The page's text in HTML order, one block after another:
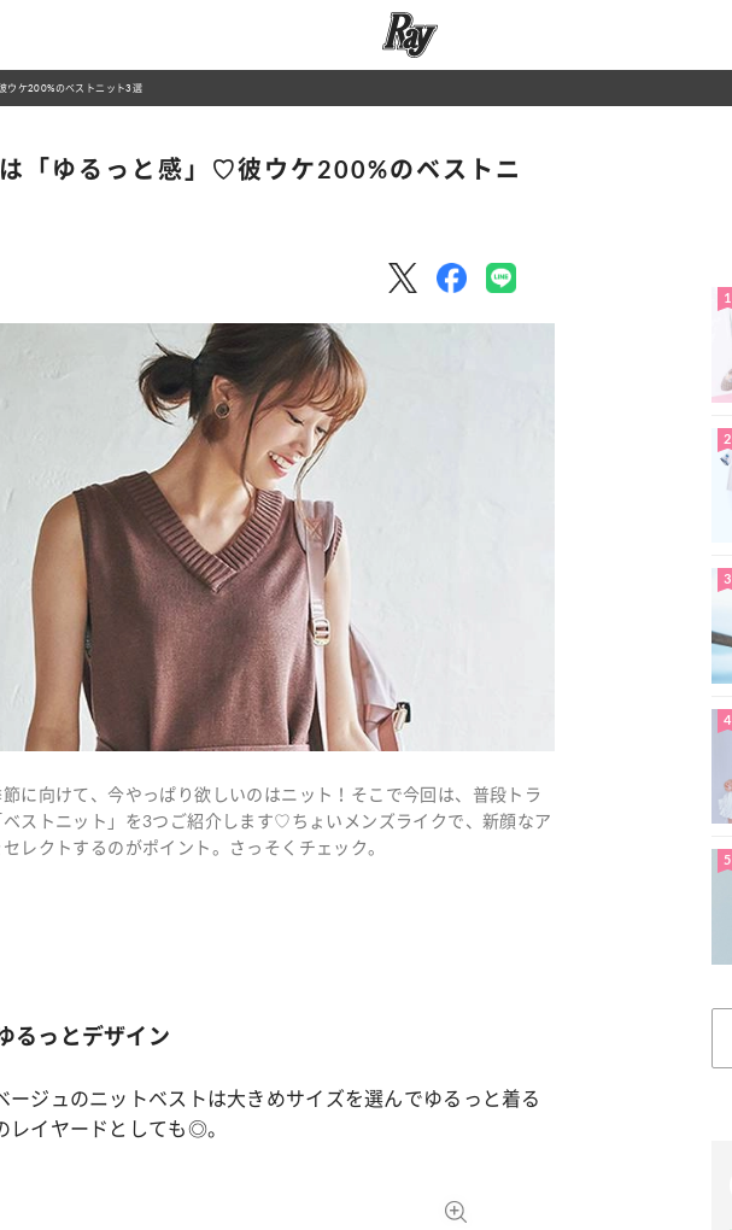
ウケ200%のベストニット3選
「ゆるっと感」♡彼ウケ200%のベストニ
に向けて、今やっぱり欲しいのはニット！そこで今回は、普段トラ
ストニット」を3つご紹介します♡ちょいメンズライクで、新顔なア
レクトするのがポイント。さっそくチェック。
るっとデザイン
ージュのニットベストは大きめサイズを選んでゆるっと着る
レイヤードとしても◎。
1
2
3
4
5